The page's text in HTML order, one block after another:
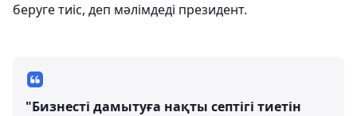
беруге тиіс, деп мәлімдеді президент.
"Бизнесті дамытуға нақты септігі тиетін